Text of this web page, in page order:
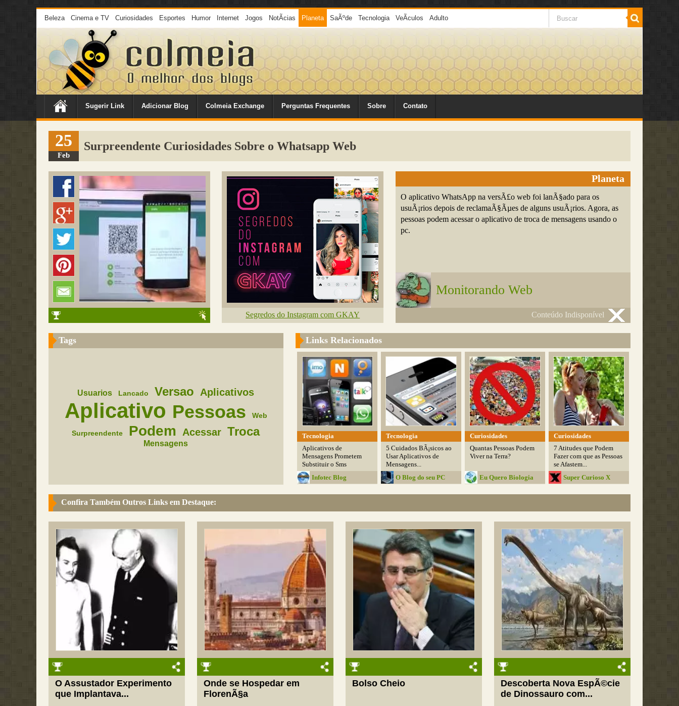
Beleza Cinema e TV Curiosidades Esportes Humor Internet Jogos NotÃ­cias Planeta SaÃºde Tecnologia VeÃ­culos Adulto
Sugerir Link Adicionar Blog Colmeia Exchange Perguntas Frequentes Sobre Contato
25
Feb
Surpreendente Curiosidades Sobre o Whatsapp Web
Segredos do Instagram com GKAY
Planeta
O aplicativo WhatsApp na versÃ£o web foi lanÃ§ado para os
usuÃ¡rios depois de reclamaÃ§Ãµes de alguns usuÃ¡rios. Agora, as
pessoas podem acessar o aplicativo de troca de mensagens usando o
pc.
Monitorando Web
Conteúdo Indisponível
Tags
Usuarios Lancado Versao Aplicativos
Aplicativo Pessoas Web
Surpreendente Podem Acessar Troca
Mensagens
Links Relacionados
Tecnologia
Aplicativos de
Mensagens Prometem
Substituir o Sms
Infotec Blog
Tecnologia
5 Cuidados BÃ¡sicos ao
Usar Aplicativos de
Mensagens...
O Blog do seu PC
Curiosidades
Quantas Pessoas Podem
Viver na Terra?
Eu Quero Biologia
Curiosidades
7 Atitudes que Podem
Fazer com que as Pessoas
se Afastem...
Super Curioso X
Confira Também Outros Links em Destaque:
O Assustador Experimento
que Implantava...
Onde se Hospedar em
FlorenÃ§a
Bolso Cheio
Descoberta Nova EspÃ©cie
de Dinossauro com...